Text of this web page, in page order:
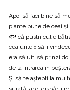
Apoi să faci bine să
plante bune de ceai
🐟 că pustnicul e
ceaiurile o să-i
era să uit, să prinzi
de la intrarea în
Și să te aștepți la
surată, apoi dispăru